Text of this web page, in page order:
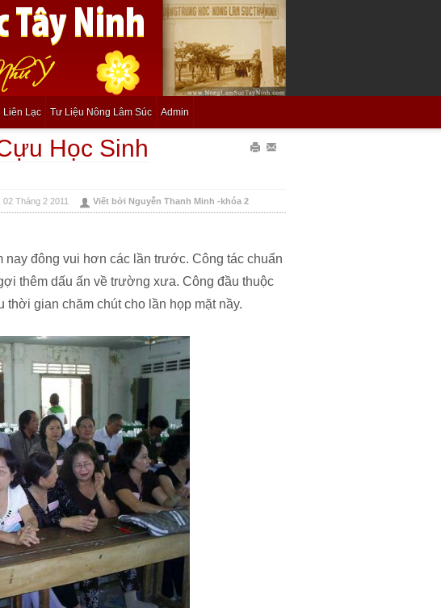
Liên Lạc Tư Liệu Nông Lâm Súc Admin
Học Sinh
Tháng 2 2011 Viết bởi Nguyễn Thanh Minh -khóa 2
đông vui hơn các lần trước. Công tác chuẩn
thêm dấu ấn về trường xưa. Công đầu thuộc
gian chăm chút cho lần họp mặt nầy.